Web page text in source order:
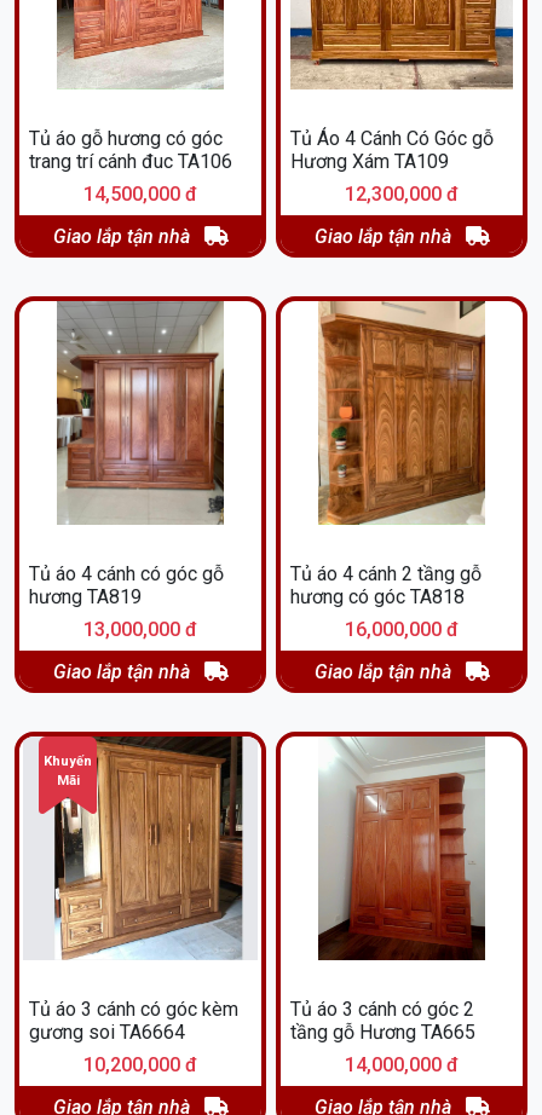
Tủ áo gỗ hương có góc
trang trí cánh đuc TA106
14,500,000 đ
Giao lắp tận nhà
Tủ Áo 4 Cánh Có Góc gỗ
Hương Xám TA109
12,300,000 đ
Giao lắp tận nhà
Tủ áo 4 cánh có góc gỗ
hương TA819
13,000,000 đ
Giao lắp tận nhà
Tủ áo 4 cánh 2 tầng gỗ
hương có góc TA818
16,000,000 đ
Giao lắp tận nhà
Khuyến
Mãi
Tủ áo 3 cánh có góc kèm
gương soi TA6664
10,200,000 đ
Giao lắp tận nhà
Tủ áo 3 cánh có góc 2
tầng gỗ Hương TA665
14,000,000 đ
Giao lắp tận nhà